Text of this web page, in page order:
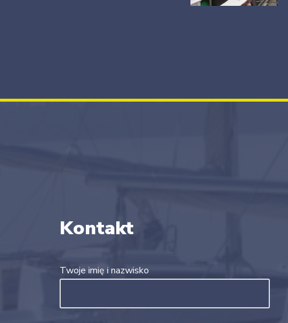
Kontakt
Twoje imię i nazwisko